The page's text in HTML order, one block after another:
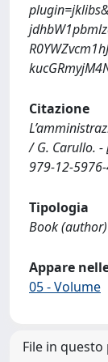
Citazione
/ G. Carullo. -
979-12-5976-
Tipologia
Book (author)
Appare
05 - Volume
File in